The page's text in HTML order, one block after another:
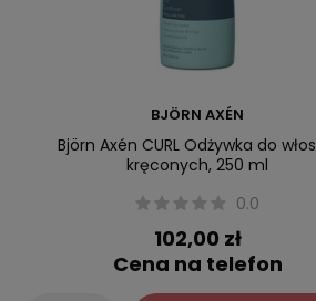
BJÖRN AXÉN
Björn Axén CURL Odżywka do
kręconych, 250 ml
0.0
102,00 zł
Cena na telefon